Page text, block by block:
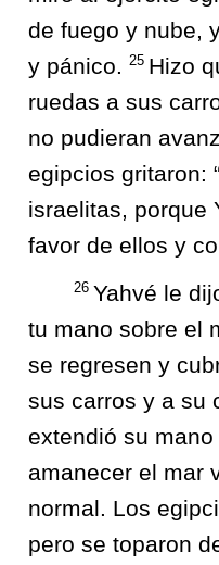
de fuego y nube,
y pánico. 25 Hizo
ruedas a sus
no pudieran
egipcios gritaron:
israelitas, porque
favor de ellos y
26 Yahvé le
tu mano sobre el
se regresen y
sus carros y a su
extendió su
amanecer el mar
normal. Los
pero se toparon